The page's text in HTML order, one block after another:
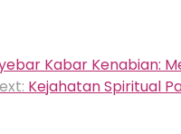
Kabar Kenabian:
Kejahatan Spiritual